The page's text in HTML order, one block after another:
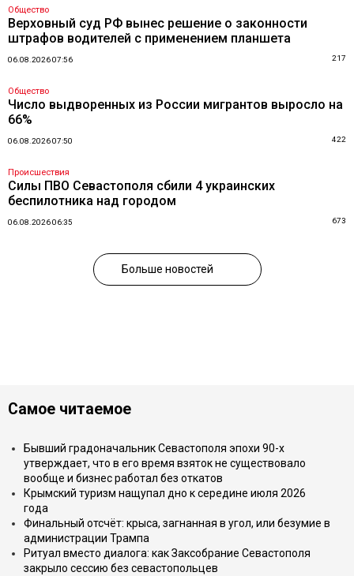
Общество
Верховный суд РФ вынес решение о законности
штрафов водителей с применением планшета
06.08.2026 07:56 217
Общество
Число выдворенных из России мигрантов выросло на
66%
06.08.2026 07:50 422
Происшествия
Силы ПВО Севастополя сбили 4 украинских
беспилотника над городом
06.08.2026 06:35 673
Больше новостей
Самое читаемое
Бывший градоначальник Севастополя эпохи 90-х
утверждает, что в его время взяток не существовало
вообще и бизнес работал без откатов
Крымский туризм нащупал дно к середине июля 2026
года
Финальный отсчёт: крыса, загнанная в угол, или безумие в
администрации Трампа
Ритуал вместо диалога: как Заксобрание Севастополя
закрыло сессию без севастопольцев